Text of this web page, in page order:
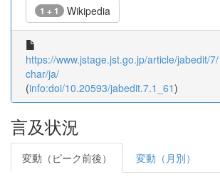
1 + 1 Wikipedia
https://www.jstage.jst.go.jp/article/jabedit/
char/ja/
(info:doi/10.20593/jabedit.7.1_61)
言及状況
変動（ピーク前後） 変動（月別）